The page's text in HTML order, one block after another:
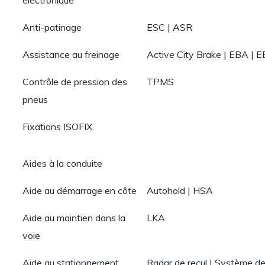
Anti-patinage ESC | ASR
Assistance au freinage Active City Brake | EBA |
Contrôle de pression des
pneus
TPMS
Fixations ISOFIX
Aides à la conduite
Aide au démarrage en côte Autohold | HSA
Aide au maintien dans la
voie
LKA
Aide au stationnement Radar de recul | Système